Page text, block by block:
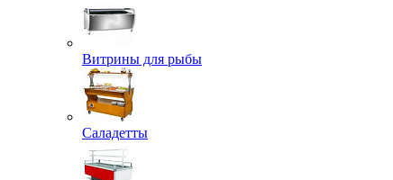
Витрины для рыбы
Саладетты